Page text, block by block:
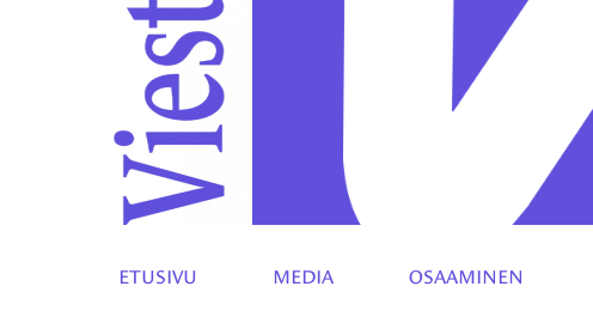
ETUSIVU MEDIA OSAAMINEN